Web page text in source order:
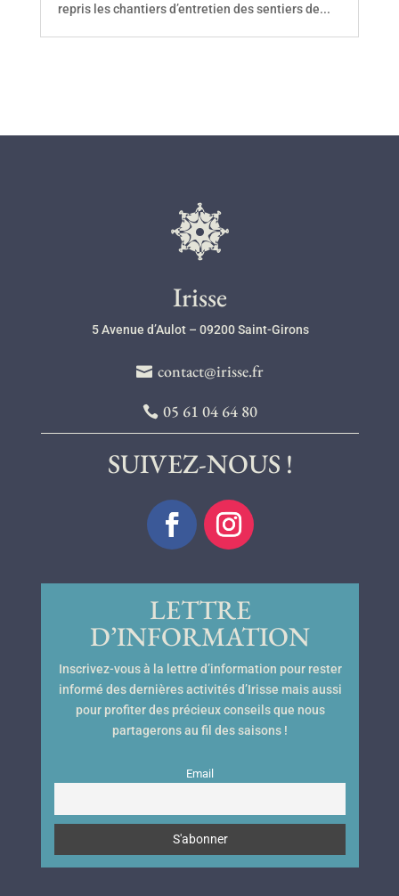
repris les chantiers d’entretien des sentiers de...
l
Irisse
5 Avenue d’Aulot – 09200 Saint-Girons
contact@irisse.fr
05 61 04 64 80
SUIVEZ-NOUS !
LETTRE
D’INFORMATION
Inscrivez-vous à la lettre d’information pour rester
informé des dernières activités d’Irisse mais aussi
pour profiter des précieux conseils que nous
partagerons au fil des saisons !
Email